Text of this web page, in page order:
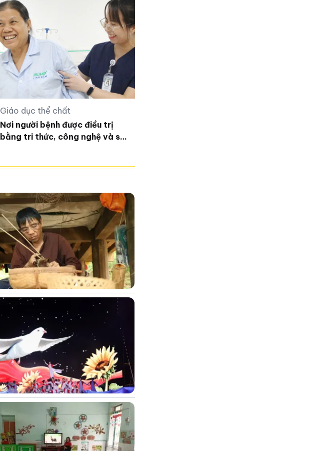
Giáo dục thể chất
Nơi người bệnh được điều trị
bằng tri thức, công nghệ và sự